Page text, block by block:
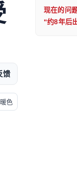
馈
暖色
现在的问
“约8年后